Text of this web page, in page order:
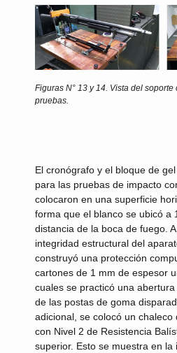
Figuras N° 13 y 14. Vista del soporte
pruebas.
El cronógrafo y el bloque de
para las pruebas de impacto
colocaron en una superficie
forma que el blanco se ubicó a
distancia de la boca de fuego.
integridad estructural del
construyó una protección
cartones de 1 mm de espesor
cuales se practicó una
de las postas de goma
adicional, se colocó un chaleco
con Nivel 2 de Resistencia
superior. Esto se muestra en